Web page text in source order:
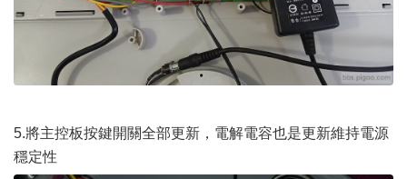
5.將主控板按鍵開關全部更新，電解電容也是更新維持電源
穩定性